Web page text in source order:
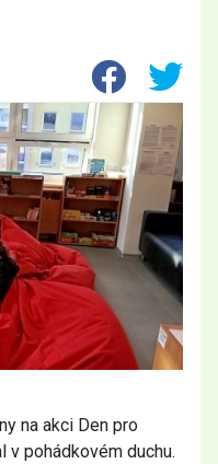
na akci Den pro
v pohádkovém duchu.